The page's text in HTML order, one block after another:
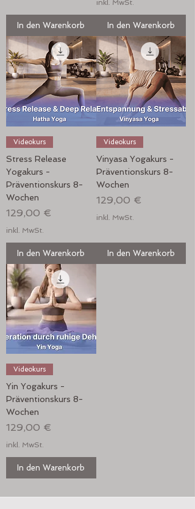
In den Warenkorb
inkl. MwSt.
In den Warenkorb
Videokurs
Stress Release
Yogakurs -
Präventionskurs 8-
Wochen
Preis
129,00 €
inkl. MwSt.
In den Warenkorb
Videokurs
Vinyasa Yogakurs -
Präventionskurs 8-
Wochen
Preis
129,00 €
inkl. MwSt.
In den Warenkorb
Videokurs
Yin Yogakurs -
Präventionskurs 8-
Wochen
Preis
129,00 €
inkl. MwSt.
In den Warenkorb